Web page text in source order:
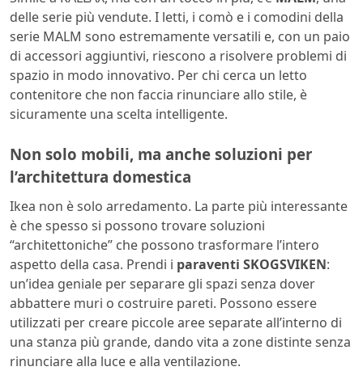
delle serie più vendute. I letti, i comò e i comodini della
serie MALM sono estremamente versatili e, con un paio
di accessori aggiuntivi, riescono a risolvere problemi di
spazio in modo innovativo. Per chi cerca un letto
contenitore che non faccia rinunciare allo stile, è
sicuramente una scelta intelligente.
Non solo mobili, ma anche soluzioni per
l’architettura domestica
Ikea non è solo arredamento. La parte più interessante
è che spesso si possono trovare soluzioni
“architettoniche” che possono trasformare l’intero
aspetto della casa. Prendi i paraventi SKOGSVIKEN:
un’idea geniale per separare gli spazi senza dover
abbattere muri o costruire pareti. Possono essere
utilizzati per creare piccole aree separate all’interno di
una stanza più grande, dando vita a zone distinte senza
rinunciare alla luce e alla ventilazione.